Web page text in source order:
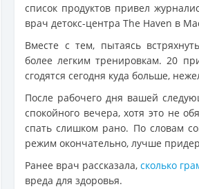
список продуктов привел
врач детокс-центра The Haven в
Вместе с тем, пытаясь
более легким тренировкам. 20
сгодятся сегодня куда больше,
После рабочего дня вашей
спокойного вечера, хотя это не
спать слишком рано. По словам
режим окончательно, лучше
Ранее врач рассказала,сколько
вреда для здоровья.